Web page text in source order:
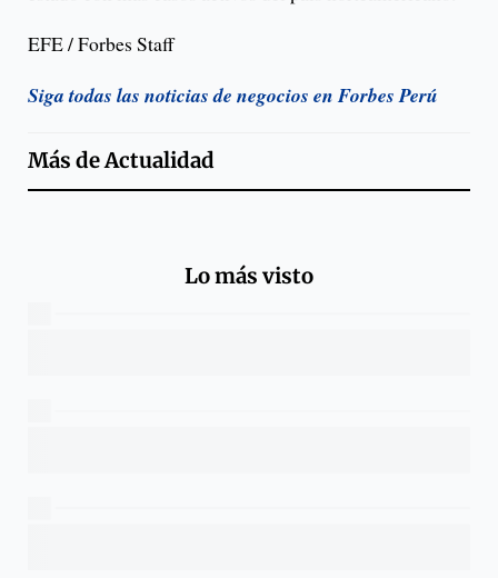
EFE / Forbes Staff
Siga todas las noticias de negocios en Forbes Perú
Más deActualidad
Lo más visto